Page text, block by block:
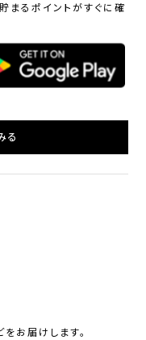
まるポイントがすぐに確
る
お届けします。